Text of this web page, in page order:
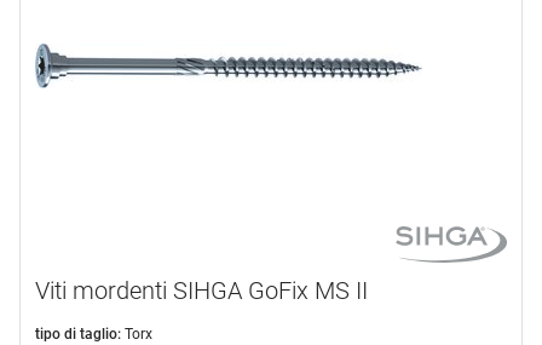
Viti mordenti SIHGA GoFix MS II
tipo di taglio: Torx